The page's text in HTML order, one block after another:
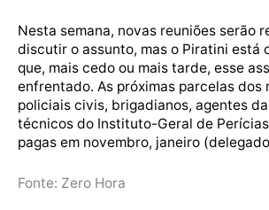
Nesta semana, novas reuniões serão
discutir o assunto, mas o Piratini está
que, mais cedo ou mais tarde, esse
enfrentado. As próximas parcelas dos
policiais civis, brigadianos, agentes
técnicos do Instituto-Geral de
pagas em novembro, janeiro
Fonte: Zero Hora